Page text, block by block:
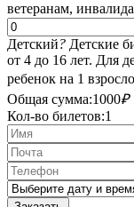
ветеранам,
Детский? Детские
от 4 до 16 лет. Для
ребенок на 1
Общая сумма:1000₽
Кол-во билетов:1